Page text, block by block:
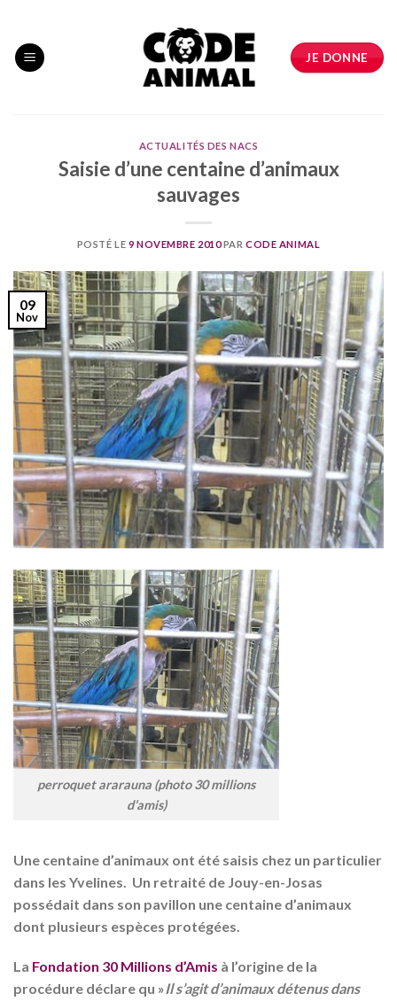
content
JE DONNE
ACTUALITÉS DES NACS
Saisie d’une centaine d’animaux
sauvages
POSTÉ LE 9 NOVEMBRE 2010PARCODE ANIMAL
09
Nov
perroquet ararauna (photo 30 millions
d’amis)
Une centaine d’animaux ont été saisis chez un particulier
dans les Yvelines. Un retraité de Jouy-en-Josas
possédait dans son pavillon une centaine d’animaux
dont plusieurs espèces protégées.
La Fondation 30 Millions d’Amis à l’origine de la
procédure déclare qu »Il s’agit d’animaux détenus dans